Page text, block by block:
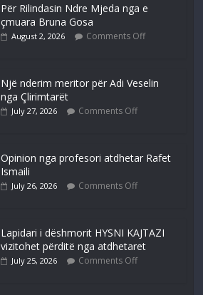
Për Rilindasin Ndre Mjeda nga e
çmuara Bruna Gosa
August 2, 2026 Comments Off
Një nderim meritor për Adi Veselin
nga Çlirimtarët
July 27, 2026 Comments Off
Opinion nga profesori atdhetar Rafet
Ismaili
July 26, 2026 Comments Off
Lapidari i dëshmorit HYSNI KAJTAZI
vizitohet përditë nga atdhetaret
July 25, 2026 Comments Off